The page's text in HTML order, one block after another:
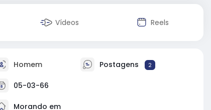
Vídeos Reels
Homem Postagens 2
05-03-66
Morando em